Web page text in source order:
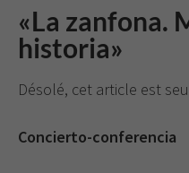
«La zanfona.
historia»
Désolé, cet article est
Concierto-conferencia